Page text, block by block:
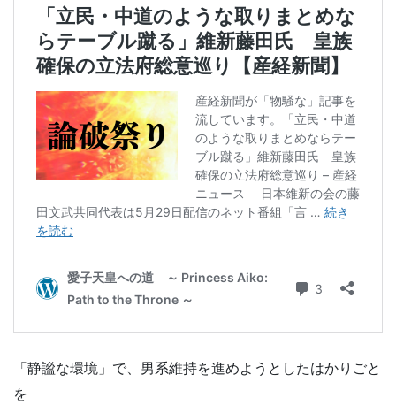
「静謐な環境」で、男系維持を進めようとしたはかりごと
を